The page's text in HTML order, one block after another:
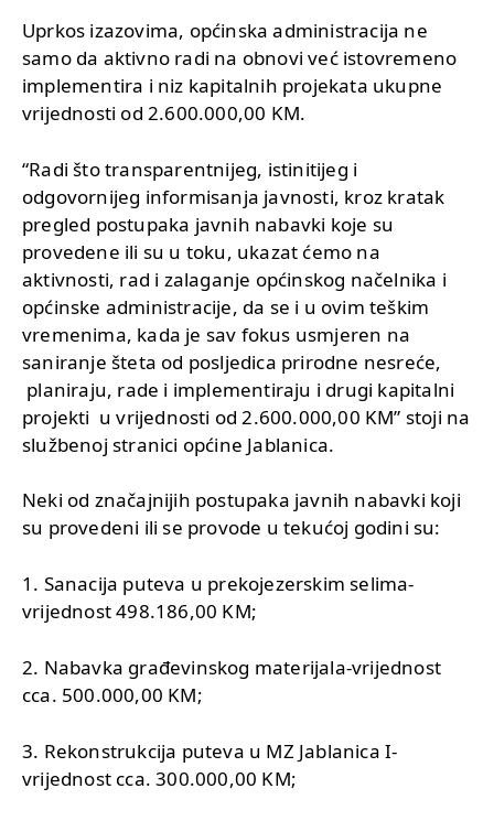
Uprkos izazovima, općinska administracija ne
samo da aktivno radi na obnovi već istovremeno
implementira i niz kapitalnih projekata ukupne
vrijednosti od 2.600.000,00 KM.
“Radi što transparentnijeg, istinitijeg i
odgovornijeg informisanja javnosti, kroz kratak
pregled postupaka javnih nabavki koje su
provedene ili su u toku, ukazat ćemo na
aktivnosti, rad i zalaganje općinskog načelnika i
općinske administracije, da se i u ovim teškim
vremenima, kada je sav fokus usmjeren na
saniranje šteta od posljedica prirodne nesreće,
planiraju, rade i implementiraju i drugi kapitalni
projekti u vrijednosti od 2.600.000,00 KM” stoji na
službenoj stranici općine Jablanica.
Neki od značajnijih postupaka javnih nabavki koji
su provedeni ili se provode u tekućoj godini su:
1. Sanacija puteva u prekojezerskim selima-
vrijednost 498.186,00 KM;
2. Nabavka građevinskog materijala-vrijednost
cca. 500.000,00 KM;
3. Rekonstrukcija puteva u MZ Jablanica I-
vrijednost cca. 300.000,00 KM;